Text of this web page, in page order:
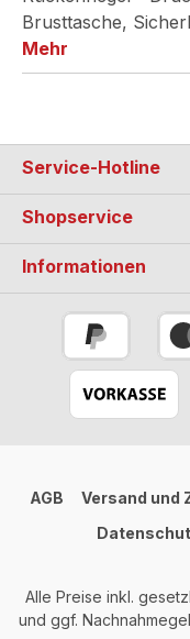
Brusttasche,
Mehr
Service-Hotline
Shopservice
Informationen
AGB Versand und
Alle Preise inkl.
und ggf.